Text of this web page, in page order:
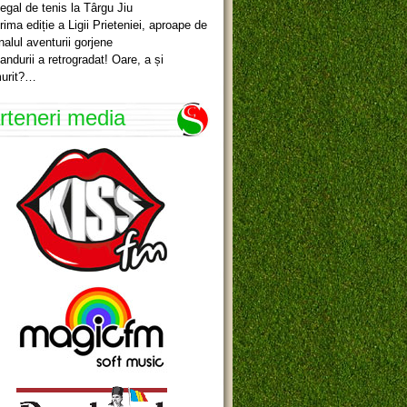
de tenis la Târgu Jiu
ediție a Ligii Prieteniei, aproape de
aventurii gorjene
a retrogradat! Oare, a și
media